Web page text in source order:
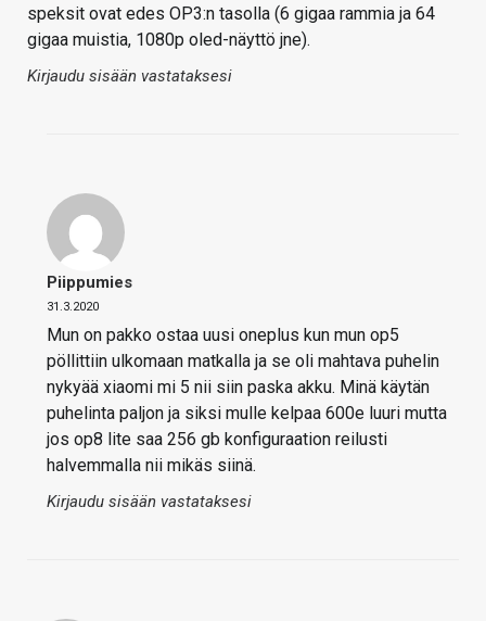
speksit ovat edes OP3:n tasolla (6 gigaa rammia ja 64
gigaa muistia, 1080p oled-näyttö jne).
Kirjaudu sisään vastataksesi
Piippumies
31.3.2020
Mun on pakko ostaa uusi oneplus kun mun op5
pöllittiin ulkomaan matkalla ja se oli mahtava puhelin
nykyää xiaomi mi 5 nii siin paska akku. Minä käytän
puhelinta paljon ja siksi mulle kelpaa 600e luuri mutta
jos op8 lite saa 256 gb konfiguraation reilusti
halvemmalla nii mikäs siinä.
Kirjaudu sisään vastataksesi